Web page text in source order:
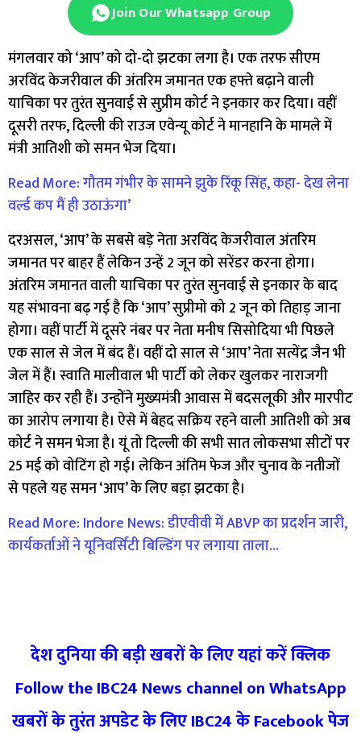
Join Our Whatsapp Group
मंगलवार को ‘आप’ को दो-दो झटका लगा है। एक तरफ सीएम
अरविंद केजरीवाल की अंतरिम जमानत एक हफ्ते बढ़ाने वाली
याचिका पर तुरंत सुनवाई से सुप्रीम कोर्ट ने इनकार कर दिया। वहीं
दूसरी तरफ, दिल्ली की राउज एवेन्यू कोर्ट ने मानहानि के मामले में
मंत्री आतिशी को समन भेज दिया।
Read More: गौतम गंभीर के सामने झुके रिंकू​ सिंह, कहा- देख लेना
वर्ल्ड कप मैं ही उठाऊंगा’
दरअसल, ‘आप’ के सबसे बड़े नेता अरविंद केजरीवाल अंतरिम
जमानत पर बाहर हैं लेकिन उन्हें 2 जून को सरेंडर करना होगा।
अंतरिम जमानत वाली याचिका पर तुरंत सुनवाई से इनकार के बाद
यह संभावना बढ़ गई है कि ‘आप’ सुप्रीमो को 2 जून को तिहाड़ जाना
होगा। वहीं पार्टी में दूसरे नंबर पर नेता मनीष सिसोदिया भी पिछले
एक साल से जेल में बंद हैं। वहीं दो साल से ‘आप’ नेता सत्येंद्र जैन भी
जेल में हैं। स्वाति मालीवाल भी पार्टी को लेकर खुलकर नाराजगी
जाहिर कर रही हैं। उन्होंने मुख्यमंत्री आवास में बदसलूकी और मारपीट
का आरोप लगाया है। ऐसे में बेहद सक्रिय रहने वाली आतिशी को अब
कोर्ट ने समन भेजा है। यूं तो दिल्ली की सभी सात लोकसभा सीटों पर
25 मई को वोटिंग हो गई। लेकिन अंतिम फेज और चुनाव के नतीजों
से पहले यह समन ‘आप’ के लिए बड़ा झटका है।
Read More: Indore News: डीएवीवी में ABVP का प्रदर्शन जारी,
कार्यकर्ताओं ने यूनिवर्सिटी बिल्डिंग पर लगाया ताला…
देश दुनिया की बड़ी खबरों के लिए यहां करें क्लिक
Follow the IBC24 News channel on WhatsApp
खबरों के तुरंत अपडेट के लिए IBC24 के Facebook पेज